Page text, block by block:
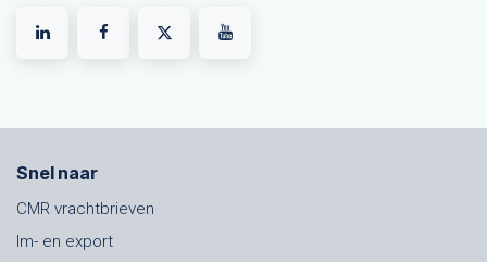
Snel naar
CMR vrachtbrieven
Im- en export